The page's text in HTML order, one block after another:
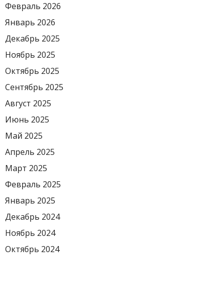
Февраль 2026
Январь 2026
Декабрь 2025
Ноябрь 2025
Октябрь 2025
Сентябрь 2025
Август 2025
Июнь 2025
Май 2025
Апрель 2025
Март 2025
Февраль 2025
Январь 2025
Декабрь 2024
Ноябрь 2024
Октябрь 2024